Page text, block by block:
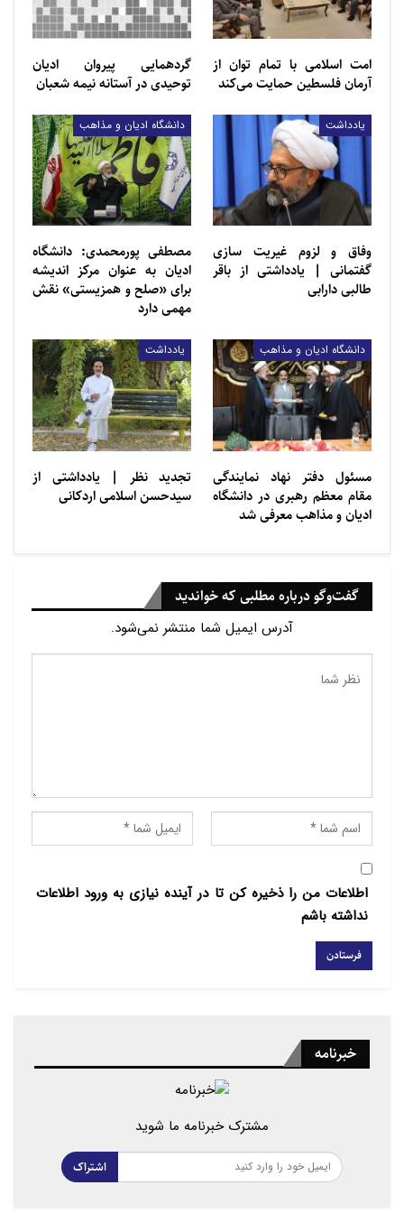
صدر دانشگاه ادیان و مذاهب برگزار خواهد شد.
امت اسلامی با تمام توان از
آرمان فلسطین حمایت می‌کند
گردهمایی پیروان ادیان
توحیدی در آستانه نیمه شعبان
یادداشت
وفاق و لزوم غیریت سازی
گفتمانی | یادداشتی از باقر
طالبی دارابی
دانشگاه ادیان و مذاهب
مصطفی پورمحمدی: دانشگاه
ادیان به عنوان مرکز اندیشه
برای «صلح و همزیستی» نقش
مهمی دارد
دانشگاه ادیان و مذاهب
مسئول دفتر نهاد نمایندگی
مقام معظم رهبری در دانشگاه
ادیان و مذاهب معرفی شد
یادداشت
تجديد ‌‌نظر | یادداشتی از
سيدحسن اسلامی اردكانی
گفت‌وگو درباره مطلبی که خواندید
آدرس ایمیل شما منتشر نمی‌شود.
اطلاعات من را ذخیره کن تا در آینده نیازی به ورود اطلاعات
نداشته باشم
خبرنامه
مشترک خبرنامه ما شوید
اشتراک